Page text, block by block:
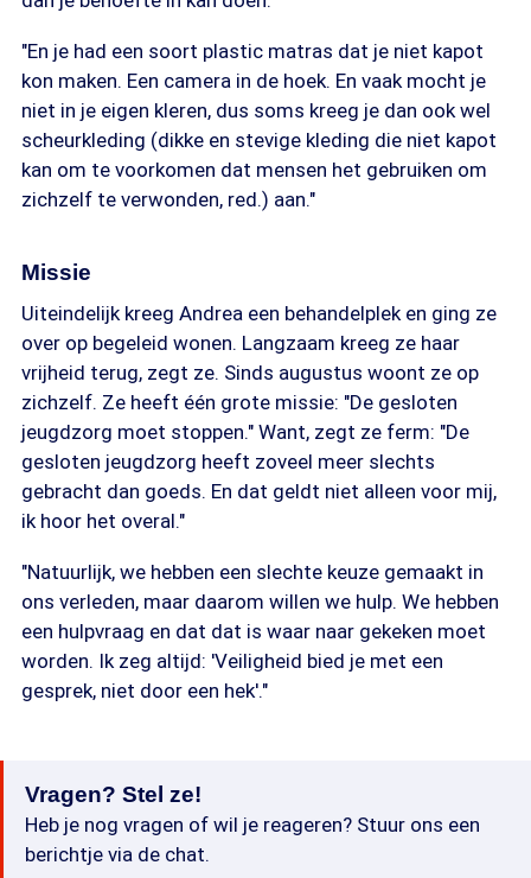
"En je had een soort plastic matras dat je niet kapot
kon maken. Een camera in de hoek. En vaak mocht je
niet in je eigen kleren, dus soms kreeg je dan ook wel
scheurkleding (dikke en stevige kleding die niet kapot
kan om te voorkomen dat mensen het gebruiken om
zichzelf te verwonden, red.) aan."
Missie
Uiteindelijk kreeg Andrea een behandelplek en ging ze
over op begeleid wonen. Langzaam kreeg ze haar
vrijheid terug, zegt ze. Sinds augustus woont ze op
zichzelf. Ze heeft één grote missie: "De gesloten
jeugdzorg moet stoppen." Want, zegt ze ferm: "De
gesloten jeugdzorg heeft zoveel meer slechts
gebracht dan goeds. En dat geldt niet alleen voor mij,
ik hoor het overal."
"Natuurlijk, we hebben een slechte keuze gemaakt in
ons verleden, maar daarom willen we hulp. We hebben
een hulpvraag en dat dat is waar naar gekeken moet
worden. Ik zeg altijd: 'Veiligheid bied je met een
gesprek, niet door een hek'."
Vragen? Stel ze!
Heb je nog vragen of wil je reageren? Stuur ons een
berichtje via de chat.